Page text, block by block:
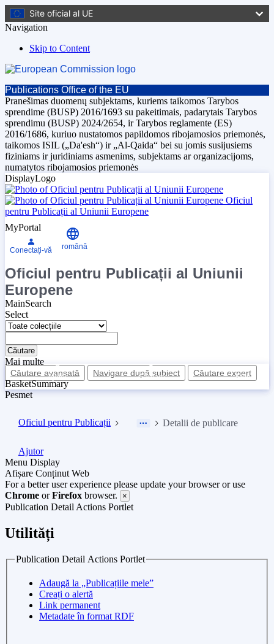
Site oficial al UE
Navigation
Skip to Content
Publications Office of the EU
Pranešimas duomenų subjektams, kuriems taikomos Tarybos
sprendime (BUSP) 2016/1693 su pakeitimais, padarytais Tarybos
sprendimu (BUSP) 2024/2654, ir Tarybos reglamente (ES)
2016/1686, kuriuo nustatomos papildomos ribojamosios priemonės,
taikomos ISIL („Da'esh“) ir „Al-Qaida“ bei su jomis susijusiems
fiziniams ir juridiniams asmenims, subjektams ar organizacijoms,
numatytos ribojamosios priemonės
DisplayLogo
Oficiul
pentru Publicații al Uniunii Europene
MyPortal
Conectați-vă română
Oficiul pentru Publicații al Uniunii
Europene
MainSearch
Select
Căutare
Mai multe
Căutare avansată Navigare după subiect Căutare expert
BasketSummary
Ajutor Căutare Meniu
Pesmet
Oficiul pentru Publicații Detalii de publicare
Ajutor
Menu Display
Afișare Conținut Web
For a better user experience please update your browser or use
Chrome orFirefox browser. ×
Publication Detail Actions Portlet
Utilități
Publication Detail Actions Portlet
Adaugă la „Publicațiile mele”
Creați o alertă
Link permanent
Metadate în format RDF